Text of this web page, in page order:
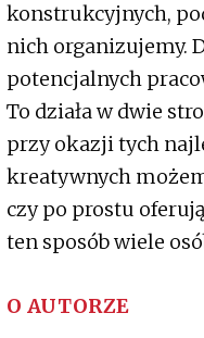
konstrukcyjnych,
nich organizujemy.
potencjalnych
To działa w dwie
przy okazji tych
kreatywnych
czy po prostu
ten sposób wiele
O AUTORZE